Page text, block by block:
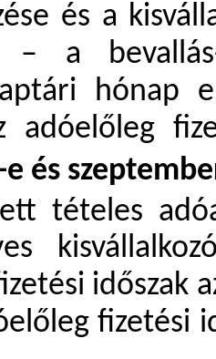
és a
– a
hónap
adóelőleg
és
tételes
időszak
fizetési